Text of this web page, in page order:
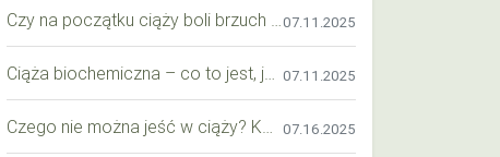
07.11.2025
07.11.2025
07.16.2025